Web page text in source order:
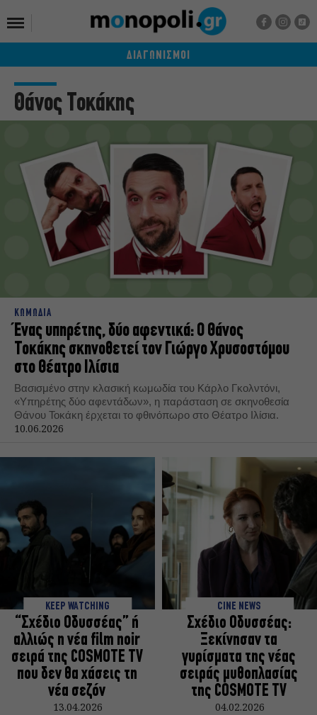
ΔΙΑΓΩΝΙΣΜΟΙ
Θάνος Τοκάκης
ΚΩΜΩΔΙΑ
Ένας υπηρέτης, δύο αφεντικά: Ο Θάνος
Τοκάκης σκηνοθετεί τον Γιώργο Χρυσοστόμου
στο Θέατρο Ιλίσια
Βασισμένο στην κλασική κωμωδία του Κάρλο Γκολντόνι,
«Υπηρέτης δύο αφεντάδων», η παράσταση σε σκηνοθεσία
Θάνου Τοκάκη έρχεται το φθινόπωρο στο Θέατρο Ιλίσια.
10.06.2026
KEEP WATCHING
“Σχέδιο Οδυσσέας” ή
αλλιώς η νέα film noir
σειρά της COSMOTE TV
που δεν θα χάσεις τη
νέα σεζόν
13.04.2026
CINE NEWS
Σχέδιο Οδυσσέας:
Ξεκίνησαν τα
γυρίσματα της νέας
σειράς μυθοπλασίας
της COSMOTE TV
04.02.2026